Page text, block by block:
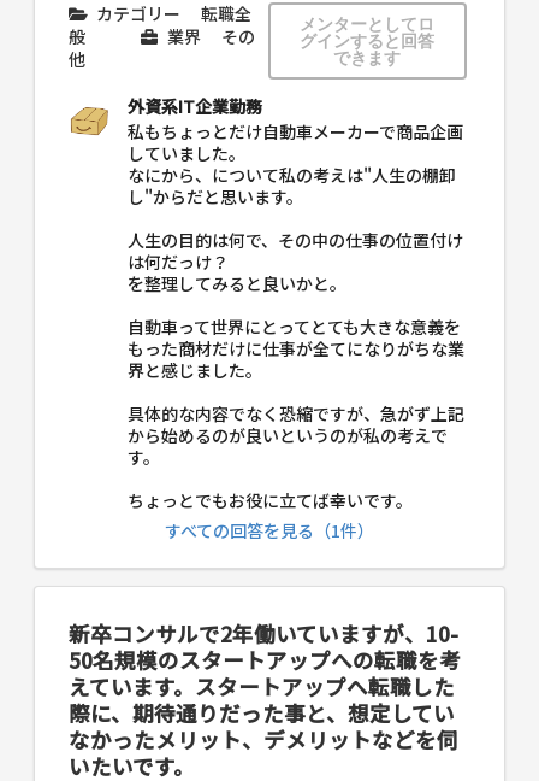
カテゴリー
転職全
般
業界
その
他
メンターとしてロ
グインすると回答
できます
外資系IT企業勤務
私もちょっとだけ自動車メーカーで商品企画
していました。
なにから、について私の考えは"人生の棚卸
し"からだと思います。
人生の目的は何で、その中の仕事の位置付け
は何だっけ？
を整理してみると良いかと。
自動車って世界にとってとても大きな意義を
もった商材だけに仕事が全てになりがちな業
界と感じました。
具体的な内容でなく恐縮ですが、急がず上記
から始めるのが良いというのが私の考えで
す。
ちょっとでもお役に立てば幸いです。
すべての回答を見る（1件）
新卒コンサルで2年働いていますが、10-
50名規模のスタートアップへの転職を考
えています。スタートアップへ転職した
際に、期待通りだった事と、想定してい
なかったメリット、デメリットなどを伺
いたいです。